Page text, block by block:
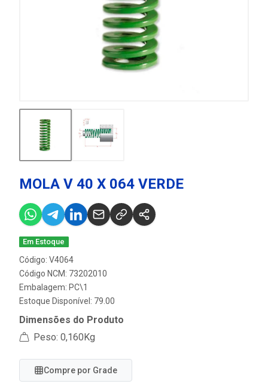
MOLA V 40 X 064 VERDE
Em Estoque
Código: V4064
Código NCM: 73202010
Embalagem: PC\1
Estoque Disponível: 79.00
Dimensões do Produto
Peso: 0,160Kg
Compre por Grade